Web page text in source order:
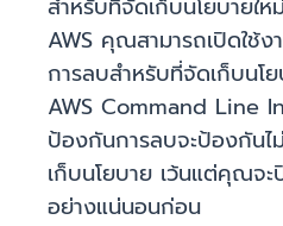
สำหรับที่จัดเก็บนโยบายใ
AWS คุณสามารถเปิดใช้
การลบสำหรับที่จัดเก็บนโ
AWS Command Line
ป้องกันการลบจะป้องกัน
เก็บนโยบาย เว้นแต่คุณจ
อย่างแน่นอนก่อน